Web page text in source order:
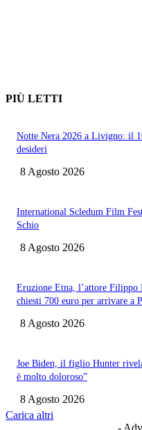
PIÙ LETTI
Notte Nera 2026 a Livigno: il
desideri
8 Agosto 2026
International Scledum Film
Schio
8 Agosto 2026
Eruzione Etna, l’attore Filippo
chiesti 700 euro per arrivare a
8 Agosto 2026
Joe Biden, il figlio Hunter
è molto doloroso”
8 Agosto 2026
Carica altri
-